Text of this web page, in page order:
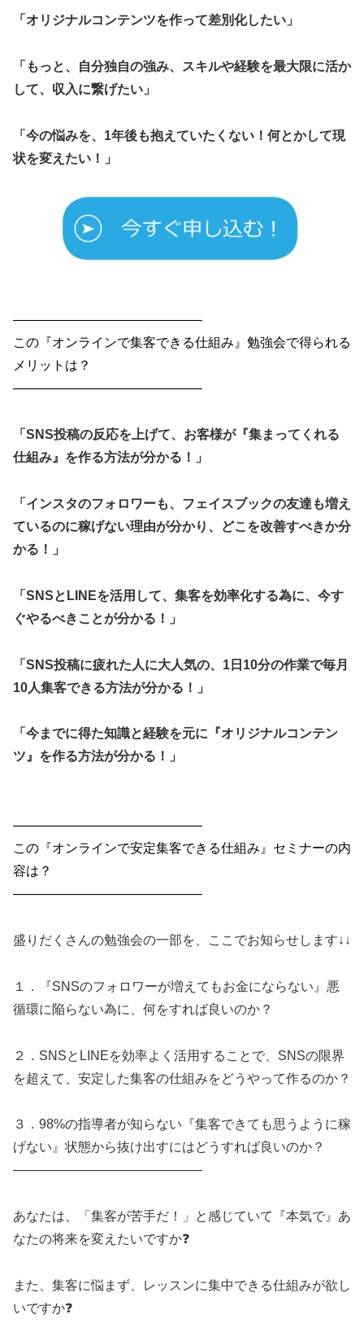
「オリジナルコンテンツを作って差別化したい」
「もっと、自分独自の強み、スキルや経験を最大限に活か
して、収入に繋げたい」
「今の悩みを、1年後も抱えていたくない！何とかして現
状を変えたい！」
——————————————–
この『オンラインで集客できる仕組み』勉強会で得られる
メリットは？
——————————————–
「SNS投稿の反応を上げて、お客様が『集まってくれる
仕組み』を作る方法が分かる！」
「インスタのフォロワーも、フェイスブックの友達も増え
ているのに稼げない理由が分かり、どこを改善すべきか分
かる！」
「SNSとLINEを活用して、集客を効率化する為に、今す
ぐやるべきことが分かる！」
「SNS投稿に疲れた人に大人気の、1日10分の作業で毎月
10人集客できる方法が分かる！」
「今までに得た知識と経験を元に『オリジナルコンテン
ツ』を作る方法が分かる！」
——————————————–
この『オンラインで安定集客できる仕組み』セミナーの内
容は？
——————————————–
盛りだくさんの勉強会の一部を、ここでお知らせします↓↓
１．『SNSのフォロワーが増えてもお金にならない』悪
循環に陥らない為に、何をすれば良いのか？
２．SNSとLINEを効率よく活用することで、SNSの限界
を超えて、安定した集客の仕組みをどうやって作るのか？
３．98%の指導者が知らない『集客できても思うように稼
げない』状態から抜け出すにはどうすれば良いのか？
——————————————–
あなたは、「集客が苦手だ！」と感じていて『本気で』あ
なたの将来を変えたいですか❓
また、集客に悩まず、レッスンに集中できる仕組みが欲し
いですか❓